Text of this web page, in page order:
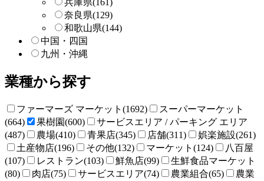
兵庫県(161)
奈良県(129)
和歌山県(144)
中国・四国
九州・沖縄
業種から探す
ファーマーズ マーケット(1692)
スーパーマーケット
(664)
果樹園(600)
サービスエリア / パーキング エリア
(487)
農場(410) 青果店(345) 店舗(311)
娯楽施設(261)
土産物店(196)
その他(132) マーケット(124)
八百屋
(107)
レストラン(103) 鮮魚店(99)
生鮮食品マーケット
(80)
肉店(75) サービスエリア(74) 農業組合(65)
農業